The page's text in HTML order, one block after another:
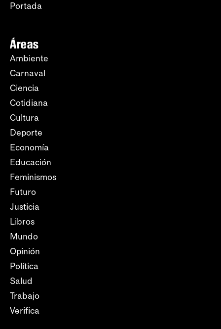
Portada
Áreas
Ambiente
Carnaval
Ciencia
Cotidiana
Cultura
Deporte
Economía
Educación
Feminismos
Futuro
Justicia
Libros
Mundo
Opinión
Política
Salud
Trabajo
Verifica